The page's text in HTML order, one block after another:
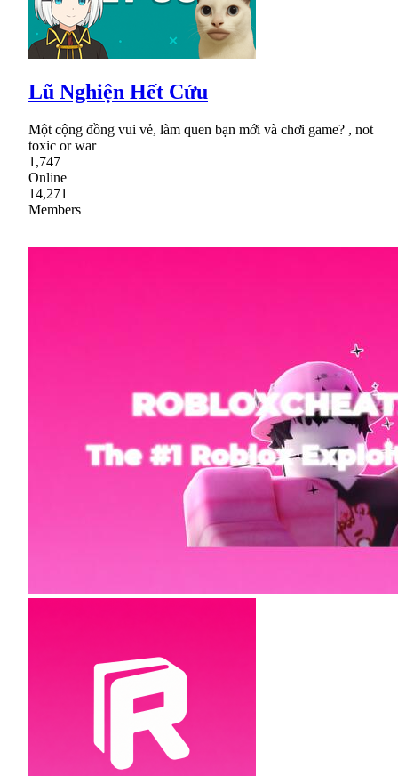
Lũ Nghiện Hết Cứu
Một cộng đồng vui vẻ, làm quen bạn mới và chơi game? , not
toxic or war
1,747
Online
14,271
Members